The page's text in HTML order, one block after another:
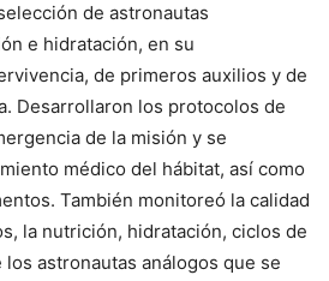
de astronautas
e hidratación, en su
de primeros auxilios y de
Desarrollaron los protocolos de
de la misión y se
médico del hábitat, así como
También monitoreó la calidad
la nutrición, hidratación, ciclos de
astronautas análogos que se